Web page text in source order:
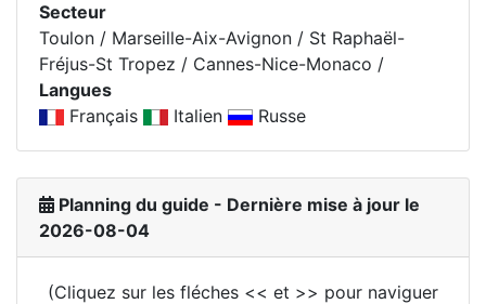
Secteur
Toulon / Marseille-Aix-Avignon / St Raphaël-
Fréjus-St Tropez / Cannes-Nice-Monaco /
Langues
Français
Italien Russe
Planning du guide - Dernière mise à jour le
2026-08-04
(Cliquez sur les fléches << et >> pour naviguer